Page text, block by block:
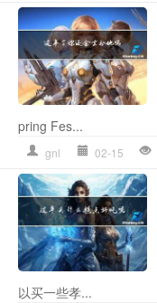
pring Fes...
gnl 02-15
以买一些孝...